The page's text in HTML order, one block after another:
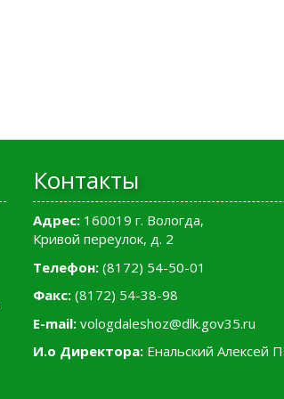
Контакты
Адрес: 160019 г. Вологда,
Кривой переулок, д. 2
Телефон: (8172) 54-50-01
Факс: (8172) 54-38-98
E-mail: vologdaleshoz@dlk.gov35.ru
И.о Директора: Енальский Алексей